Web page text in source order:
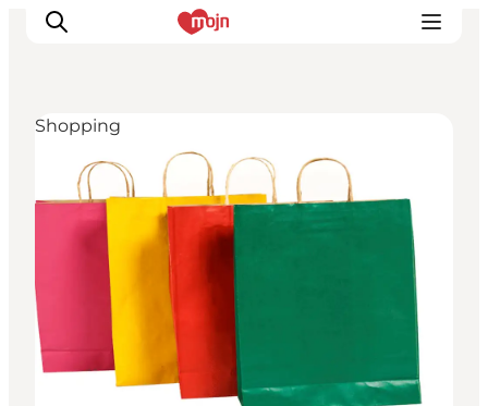
Oplevelser
Byer & Steder
Det sker
Overnatning
Planlæg din ferie
Booking
Shopping